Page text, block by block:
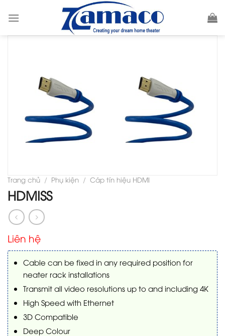
Trang chủ / Phụ kiện / Cáp tín hiệu HDMI
HDMISS
Liên hệ
Cable can be fixed in any required position for
neater rack installations
Transmit all video resolutions up to and including 4K
High Speed with Ethernet
3D Compatible
Deep Colour